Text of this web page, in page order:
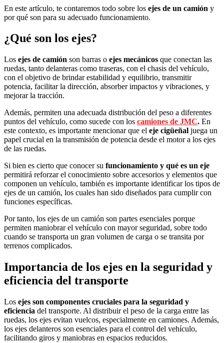
En este artículo, te contaremos todo sobre los ejes de un camión y
por qué son para su adecuado funcionamiento.
¿Qué son los ejes?
Los ejes de camión son barras o ejes mecánicos que conectan las
ruedas, tanto delanteras como traseras, con el chasis del vehículo,
con el objetivo de brindar estabilidad y equilibrio, transmitir
potencia, facilitar la dirección, absorber impactos y vibraciones, y
mejorar la tracción.
Además, permiten una adecuada distribución del peso a diferentes
puntos del vehículo, como sucede con los camiones de JMC. En
este contexto, es importante mencionar que el eje cigüeñal juega un
papel crucial en la transmisión de potencia desde el motor a los ejes
de las ruedas.
Si bien es cierto que conocer su funcionamiento y qué es un eje
permitirá reforzar el conocimiento sobre accesorios y elementos que
componen un vehículo, también es importante identificar los tipos de
ejes de un camión, los cuales han sido diseñados para cumplir con
funciones específicas.
Por tanto, los ejes de un camión son partes esenciales porque
permiten maniobrar el vehículo con mayor seguridad, sobre todo
cuando se transporta un gran volumen de carga o se transita por
terrenos complicados.
Importancia de los ejes en la seguridad y
eficiencia del transporte
Los ejes son componentes cruciales para la seguridad y
eficiencia del transporte. Al distribuir el peso de la carga entre las
ruedas, los ejes evitan vuelcos, especialmente en camiones. Además,
los ejes delanteros son esenciales para el control del vehículo,
facilitando giros y maniobras en espacios reducidos.